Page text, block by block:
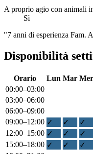
A proprio agio con animali
Sì
"7 anni di esperienza Fam.
Disponibilità
Orario Lun Mar Mer
00:00–03:00
03:00–06:00
06:00–09:00
09:00–12:00 ✓ ✓ ✓
12:00–15:00 ✓ ✓ ✓
15:00–18:00 ✓ ✓ ✓